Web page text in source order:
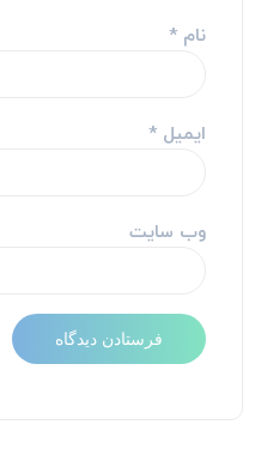
نام*
ایمیل*
وب‌ سایت